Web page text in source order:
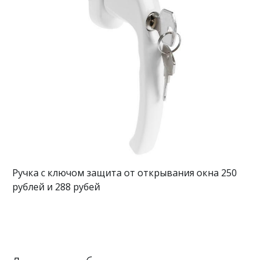
Ручка с ключом защита от открывания окна 250
рублей и 288 рубей